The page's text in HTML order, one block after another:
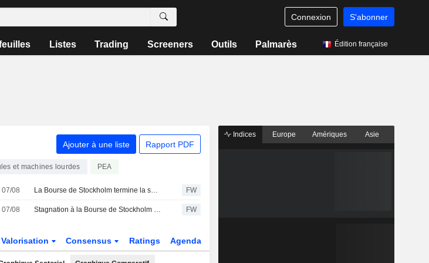
Connexion S'abonner
Listes Trading Screeners Outils Palmarès Édition française
Ajouter à une liste Rapport PDF
et machines lourdes PEA
07/08 La Bourse de Stockholm termine la séance de vendredi dans le rouge - Lundin Gold progresse après ses résultats FW
07/08 Stagnation à la Bourse de Stockholm - Lundin Gold progresse après ses résultats FW
Valorisation Consensus Ratings Agenda
Indices Europe Amériques Asie